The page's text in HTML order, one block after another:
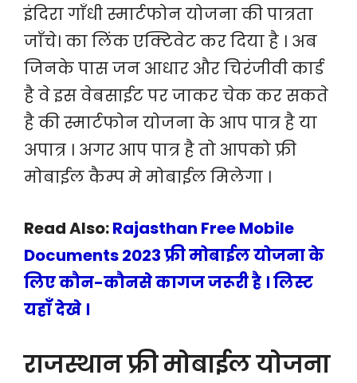
इंदिरा गाँधी स्मार्टफोन योजना की पात्रता
जाँचे। का लिंक एक्टिवेट कर दिया है । अब
जिनके पास जन आधार और चिरंजीवी कार्ड
है वे इस वेबसाईट पर जाकर चेक कर सकते
है की स्मार्टफोन योजना के आप पात्र है या
अपात्र । अगर आप पात्र है तो आपको फ्री
मोबाईल कैम्प मे मोबाईल मिलेगा ।
Read Also:Rajasthan Free Mobile
Documents 2023 फ्री मोबाईल योजना के
लिए कौन-कौनसे कागज जरूरी है । लिस्ट
यहाँ देखे ।
राजस्थान फ्री मोबाईल योजना